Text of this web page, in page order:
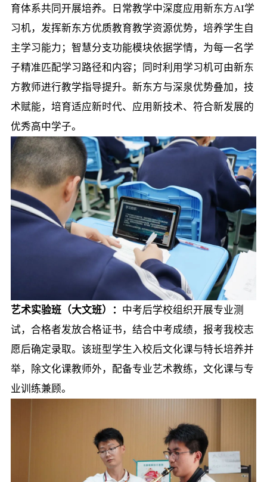
育体系共同开展培养。日常教学中深度应用新东方AI学
习机，发挥新东方优质教育教学资源优势，培养学生自
主学习能力；智慧分支功能模块依据学情，为每一名学
子精准匹配学习路径和内容；同时利用学习机可由新东
方教师进行教学指导提升。新东方与深泉优势叠加，技
术赋能，培育适应新时代、应用新技术、符合新发展的
优秀高中学子。
艺术实验班（大文班）： 中考后学校组织开展专业测
试，合格者发放合格证书，结合中考成绩，报考我校志
愿后确定录取。该班型学生入校后文化课与特长培养并
举，除文化课教师外，配备专业艺术教练，文化课与专
业训练兼顾。